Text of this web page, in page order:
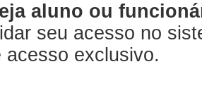
aluno ou
seu acesso no
acesso exclusivo.